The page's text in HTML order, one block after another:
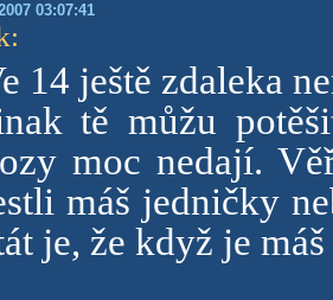
03:07:41
:
14 ještě zdaleka
tě můžu
moc nedají.
máš jedničky
je, že když je